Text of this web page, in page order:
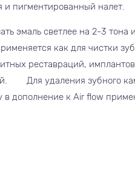
и пигментированный налет.
эмаль светлее на 2-3 тона
как для чистки
реставраций,
Для удаления зубного
в дополнение к Air flow